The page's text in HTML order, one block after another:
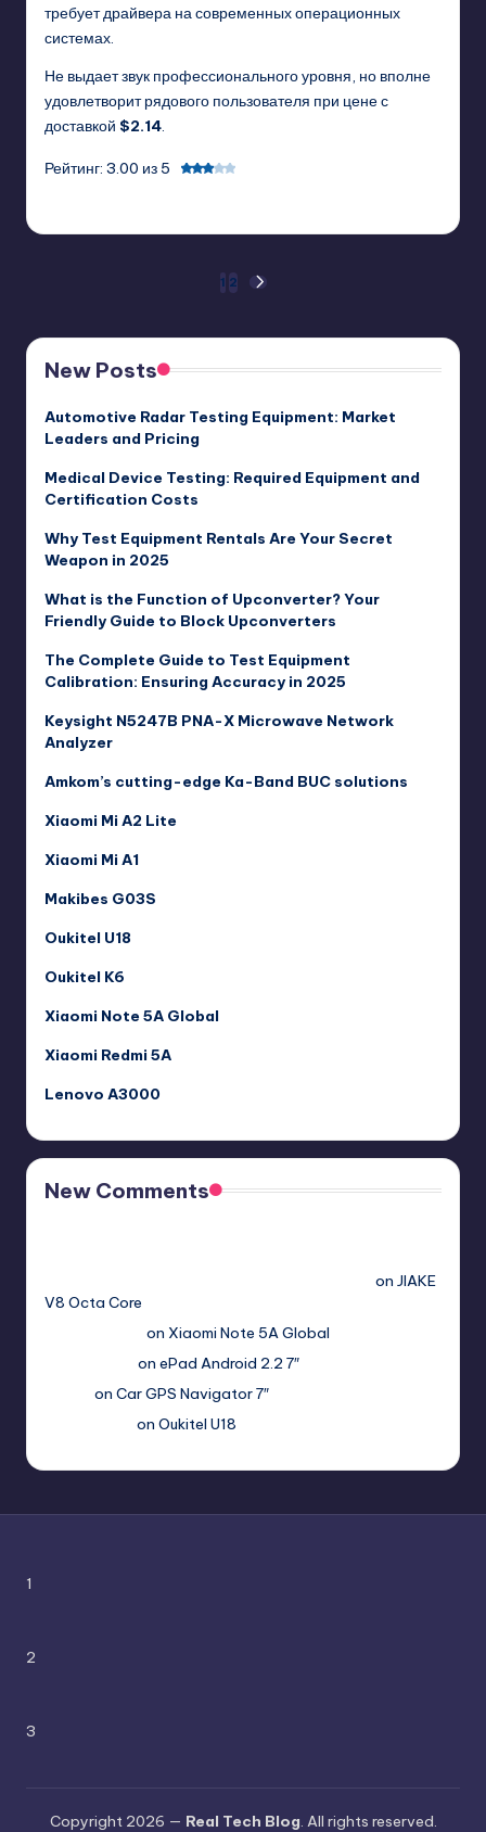
требует драйвера на современных операционных
системах.
Не выдает звук профессионального уровня, но вполне
удовлетворит рядового пользователя при цене с
доставкой $2.14.
Рейтинг: 3.00 из 5
pagination
1 2
NEXT
New Posts
Automotive Radar Testing Equipment: Market
Leaders and Pricing
Medical Device Testing: Required Equipment and
Certification Costs
Why Test Equipment Rentals Are Your Secret
Weapon in 2025
What is the Function of Upconverter? Your
Friendly Guide to Block Upconverters
The Complete Guide to Test Equipment
Calibration: Ensuring Accuracy in 2025
Keysight N5247B PNA-X Microwave Network
Analyzer
Amkom’s cutting-edge Ka-Band BUC solutions
Xiaomi Mi A2 Lite
Xiaomi Mi A1
Makibes G03S
Oukitel U18
Oukitel K6
Xiaomi Note 5A Global
Xiaomi Redmi 5A
Lenovo A3000
New Comments
on JIAKE
V8 Octa Core
on Xiaomi Note 5A Global
on ePad Android 2.2 7″
on Car GPS Navigator 7″
on Oukitel U18
1
2
3
Copyright 2026 — Real Tech Blog. All rights reserved.